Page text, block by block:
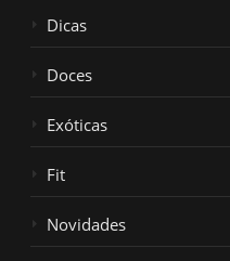
Dicas
Doces
Exóticas
Fit
Novidades